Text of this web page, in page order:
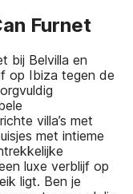
Furnet
bij Belvilla en
op Ibiza tegen de
villa’s met
met intieme
luxe verblijf op
ligt. Ben je